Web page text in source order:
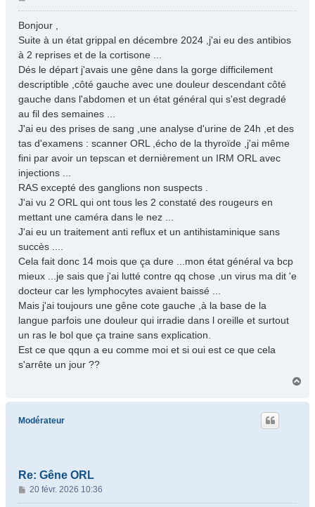
e
s
g
e
Bonjour ,
Suite à un état grippal en décembre 2024 ,j'ai eu des antibios
à 2 reprises et de la cortisone ...
Dés le départ j'avais une gêne dans la gorge difficilement
descriptible ,côté gauche avec une douleur descendant côté
gauche dans l'abdomen et un état général qui s'est degradé
au fil des semaines ...
J'ai eu des prises de sang ,une analyse d'urine de 24h ,et des
tas d'examens : scanner ORL ,écho de la thyroïde ,j'ai même
fini par avoir un tepscan et dernièrement un IRM ORL avec
injections ...
RAS excepté des ganglions non suspects .
J'ai vu 2 ORL qui ont tous les 2 constaté des rougeurs en
mettant une caméra dans le nez ...
J'ai eu un traitement anti reflux et un antihistaminique sans
succès ....
Cela fait donc 14 mois que ça dure ...mon état général va bcp
mieux ...je sais que j'ai lutté contre qq chose ,un virus ma dit 'e
docteur car les lymphocytes avaient baissé ...
Mais j'ai toujours une gêne cote gauche ,à la base de la
langue parfois une douleur qui irradie dans l oreille et surtout
un ras le bol que ça traine sans explication.
Est ce que qqun a eu comme moi et si oui est ce que cela
s'arrête un jour ??
u
Modérateur
Re: Gêne ORL
M
e
20 févr. 2026 10:36